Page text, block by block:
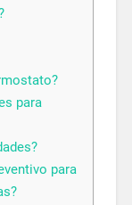
para
para